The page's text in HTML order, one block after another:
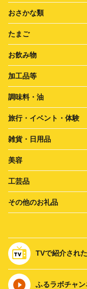
おさかな類
たまご
お飲み物
加工品等
調味料・油
旅行・イベント・体験
雑貨・日用品
美容
工芸品
その他のお礼品
TVで紹介され
ふるラボチャ